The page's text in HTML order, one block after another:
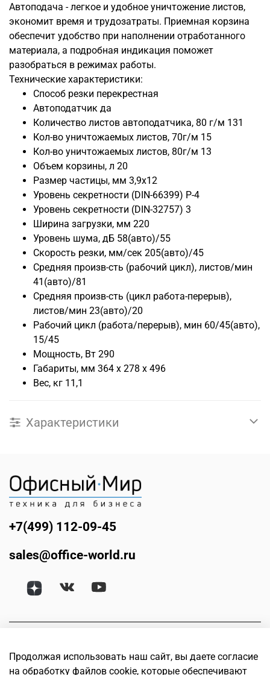
Автоподача - легкое и удобное уничтожение листов,
экономит время и трудозатраты. Приемная корзина
обеспечит удобство при наполнении отработанного
материала, а подробная индикация поможет
разобраться в режимах работы.
Технические характеристики:
Способ резки перекрестная
Автоподатчик да
Количество листов автоподатчика, 80 г/м 131
Кол-во уничтожаемых листов, 70г/м 15
Кол-во уничтожаемых листов, 80г/м 13
Объем корзины, л 20
Размер частицы, мм 3,9x12
Уровень секретности (DIN-66399) P-4
Уровень секретности (DIN-32757) 3
Ширина загрузки, мм 220
Уровень шума, дБ 58(авто)/55
Скорость резки, мм/сек 205(авто)/45
Средняя произв-сть (рабочий цикл), листов/мин
41(авто)/81
Средняя произв-сть (цикл работа-перерыв),
листов/мин 23(авто)/20
Рабочий цикл (работа/перерыв), мин 60/45(авто),
15/45
Мощность, Вт 290
Габариты, мм 364 х 278 х 496
Вес, кг 11,1
Характеристики
+7(499) 112-09-45
sales@office-world.ru
Продолжая использовать наш сайт, вы даете согласие
на обработку файлов cookie, которые обеспечивают